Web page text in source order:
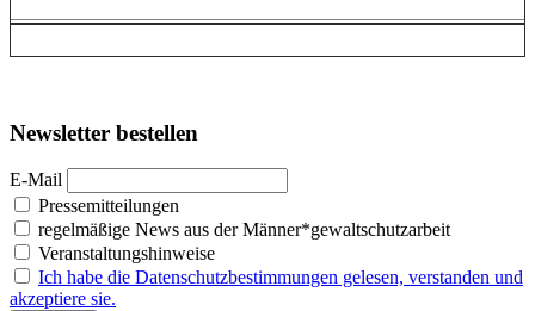
Newsletter bestellen
E-Mail
Pressemitteilungen
regelmäßige News aus der Männer*gewaltschutzarbeit
Veranstaltungshinweise
Ich habe die Datenschutzbestimmungen gelesen, verstanden und
akzeptiere sie.